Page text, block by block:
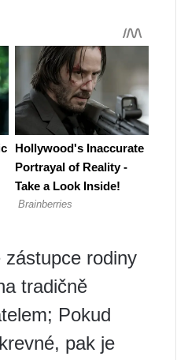
rodiny
tradičně
Pokud
pak je